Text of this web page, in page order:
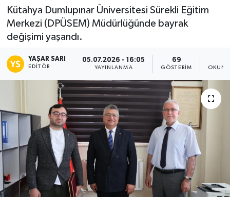
Kütahya Dumlupınar Üniversitesi Sürekli Eğitim
Merkezi (DPÜSEM) Müdürlüğünde bayrak
değişimi yaşandı.
YAŞAR SARI
EDITÖR
05.07.2026 - 16:05
YAYINLANMA
69
GÖSTERIM
Domaniç
Ekonomi
Emet
Foto Galeri